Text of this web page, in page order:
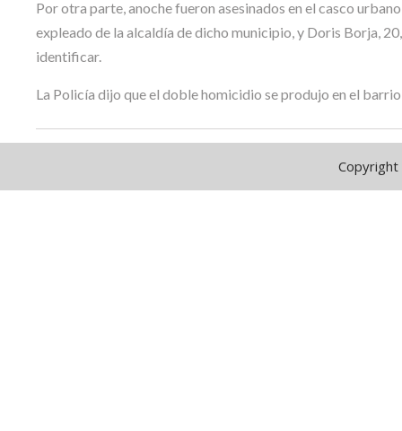
Por otra parte, anoche fueron asesinados en el casco
expleado de la alcaldía de dicho municipio, y Doris Borja,
identificar.
La Policía dijo que el doble homicidio se produjo en el
Copyright